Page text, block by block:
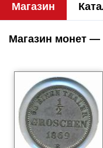
Магазин
Магазин монет —